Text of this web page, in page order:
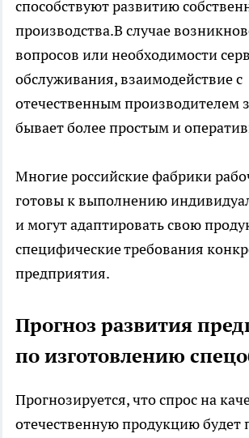
способствуют развитию
производства.В случае
вопросов или необходимости
обслуживания, взаимодействие с
отечественным производителем
бывает более простым и
Многие российскиефабрики
готовы к выполнению
и могут адаптировать свою
специфические требования
предприятия.
Прогноз развития
по изготовлению
Прогнозируется, что спрос на
отечественную продукцию будет